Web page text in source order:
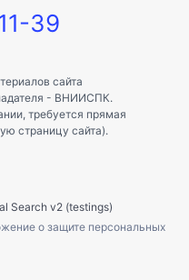
39
сайта
- ВНИИСПК.
требуется прямая
страницу сайта).
Search v2 (testings)
о защите персональных